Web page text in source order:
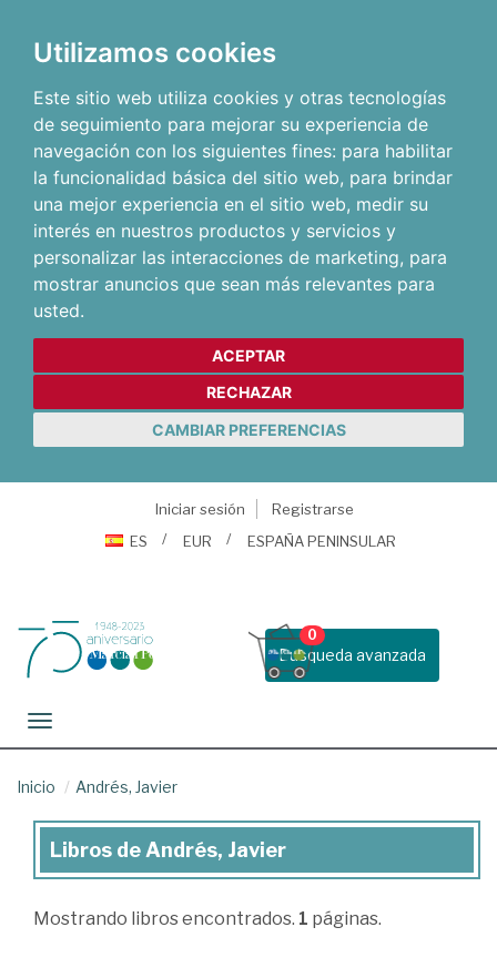
Utilizamos cookies
Este sitio web utiliza cookies y otras tecnologías
de seguimiento para mejorar su experiencia de
navegación con los siguientes fines: para habilitar
la funcionalidad básica del sitio web, para brindar
una mejor experiencia en el sitio web, medir su
interés en nuestros productos y servicios y
personalizar las interacciones de marketing, para
mostrar anuncios que sean más relevantes para
usted.
ACEPTAR
RECHAZAR
CAMBIAR PREFERENCIAS
Iniciar sesión
Registrarse
ES
EUR ESPAÑA PENINSULAR
Busqueda avanzada
0
Toggle navigation
Inicio Andrés, Javier
Libros
Andrés,
Libros de Andrés, Javier
Mostrando libros encontrados. 1 páginas.